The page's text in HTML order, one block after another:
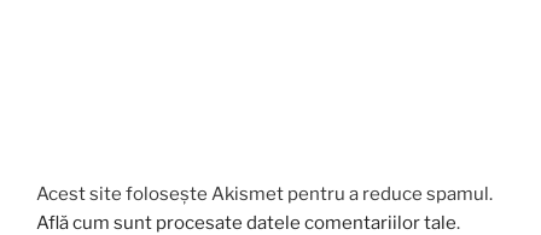
Acest site folosește Akismet pentru a reduce spamul.
Află cum sunt procesate datele comentariilor tale.